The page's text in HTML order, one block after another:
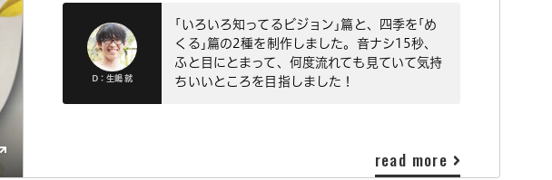
D：生嶋 就
｢いろいろ知ってるビジョン｣篇と、四季を｢め
くる｣篇の2種を制作しました。音ナシ15秒、
ふと目にとまって、何度流れても見ていて気持
ちいいところを目指しました！
read more